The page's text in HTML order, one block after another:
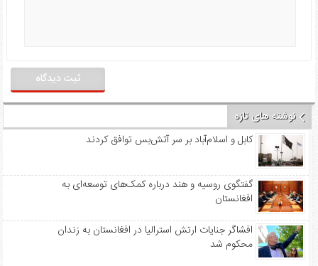
نوشته های تازه
کابل و اسلام‌آباد بر سر آتش‌بس توافق کردند
گفتگوی روسیه و هند درباره کمک‌های توسعه‌ای به
افغانستان
افشاگر جنایات ارتش استرالیا در افغانستان به زندان
محکوم شد